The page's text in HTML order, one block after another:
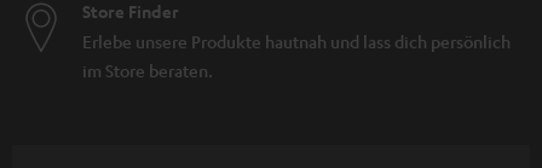
Minilautsprecher
Lautsprechersysteme
kabellose Lautsprecher
Store Finder
Erlebe unsere Produkte hautnah und lass dich persönlich
im Store beraten.